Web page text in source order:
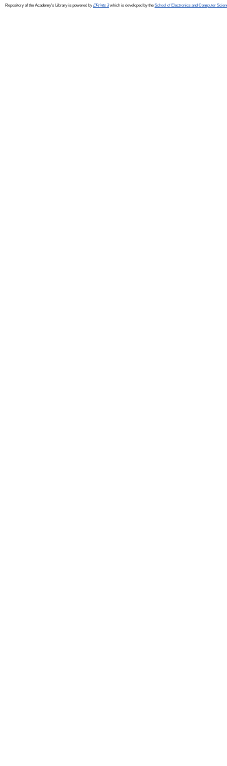
Repository of the Academy's Library is powered by EPrints 3which is developed by the School of Electronics and Computer